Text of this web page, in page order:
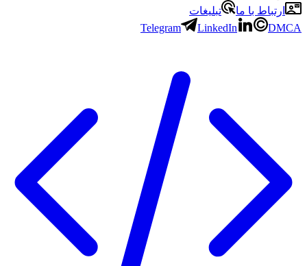
با ما
تبلیغات
Telegram
LinkedIn